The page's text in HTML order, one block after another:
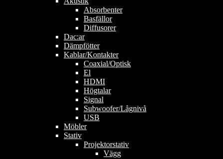
Absorbenter
Basfällor
Diffusorer
Dac:ar
Dämpfötter
Kablar/Kontakter
Coaxial/Optisk
El
HDMI
Högtalar
Signal
Subwoofer/Lågnivå
USB
Möbler
Stativ
Projektorstativ
Vägg